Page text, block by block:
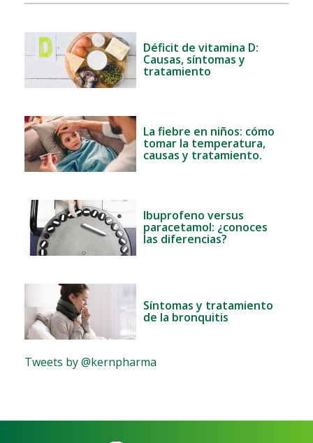
Déficit de vitamina D:
Causas, síntomas y
tratamiento
La fiebre en niños: cómo
tomar la temperatura,
causas y tratamiento.
Ibuprofeno versus
paracetamol: ¿conoces
las diferencias?
Síntomas y tratamiento
de la bronquitis
Tweets by @kernpharma